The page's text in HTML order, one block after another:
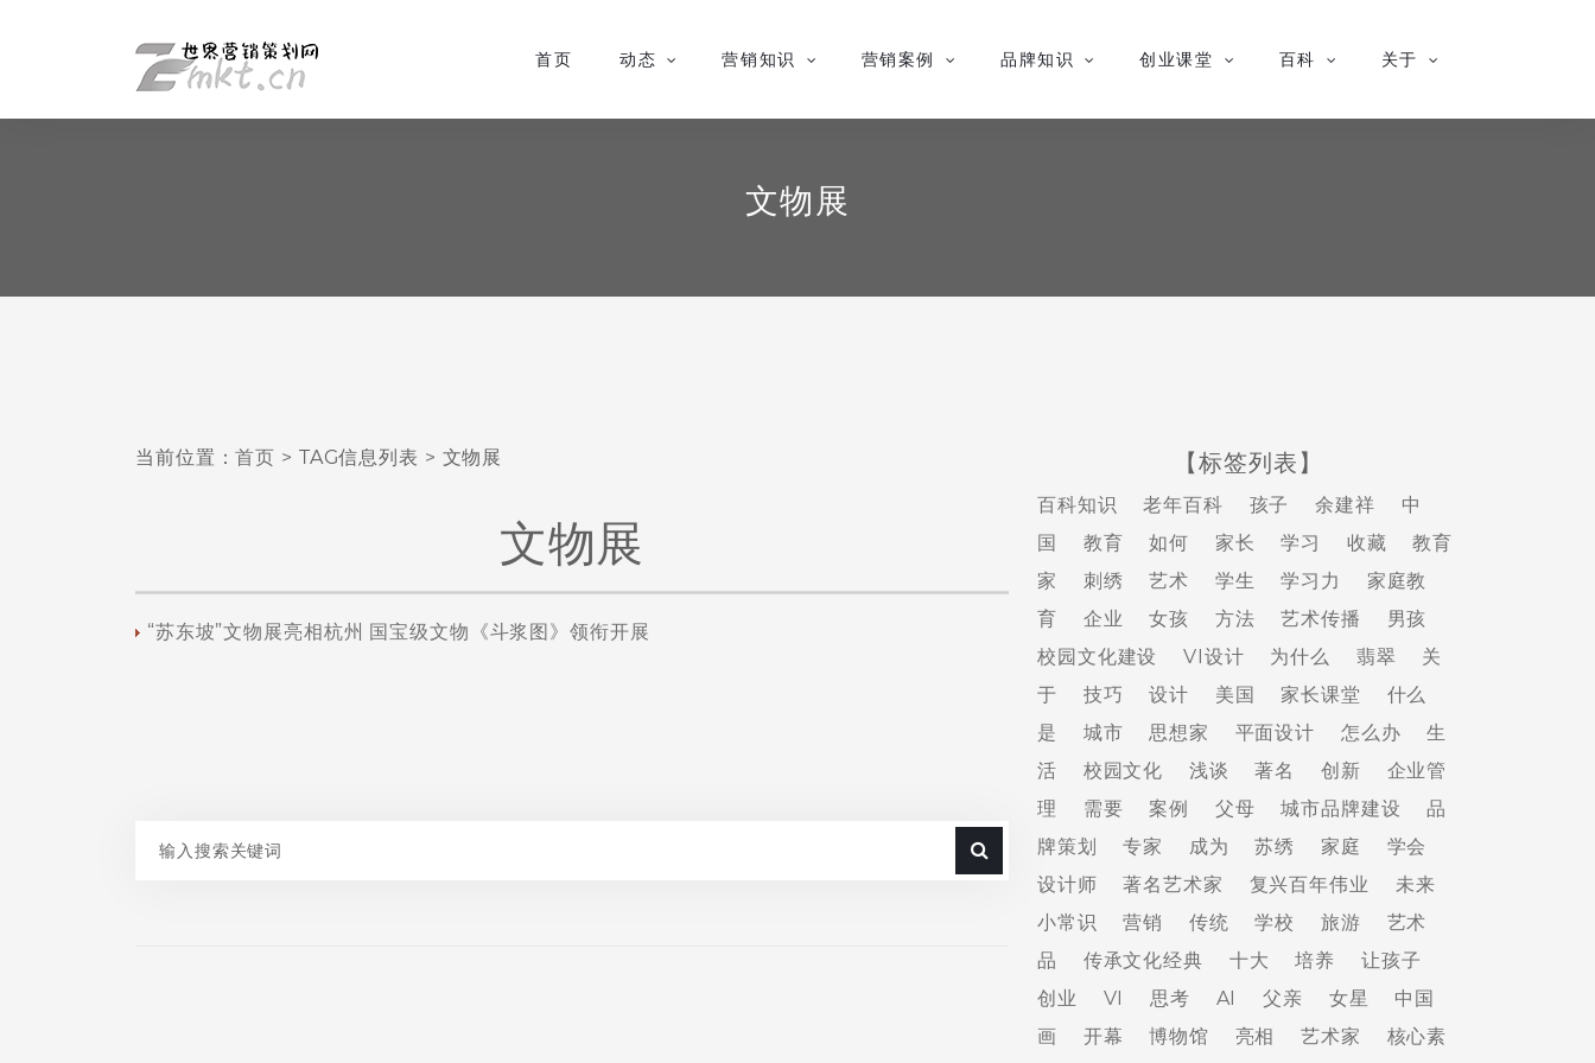
首页 动态 营销知识 营销案例 品牌知识 创业课堂 百科 关于
文物展
当前位置：首页 > TAG信息列表 > 文物展
文物展
“苏东坡”文物展亮相杭州 国宝级文物《斗浆图》领衔开展
【标签列表】
百科知识 老年百科 孩子 余建祥
中
国
教育 如何 家长 学习 收藏
教育
家
刺绣 艺术 学生 学习力
家庭教
育
企业 女孩 方法 艺术传播
男孩
校园文化建设
VI设计 为什么 翡翠
关
于
技巧 设计 美国 家长课堂
什么
是
城市 思想家 平面设计 怎么办
生
活
校园文化 浅谈 著名 创新
企业管
理
需要 案例 父母 城市品牌建设
品
牌策划
专家 成为 苏绣 家庭
学会
设计师
著名艺术家 复兴百年伟业
未来
小常识
营销 传统 学校 旅游
艺术
品
传承文化经典 十大 培养
让孩子
创业
VI 思考 AI 父亲 女星
中国
画
开幕 博物馆 亮相 艺术家 核心素